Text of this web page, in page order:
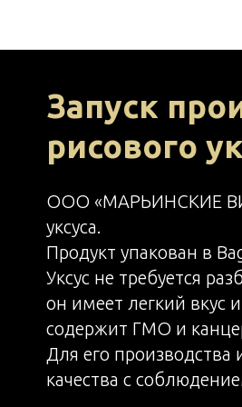
Запуск
рисового
ООО «МАРЬИНСКИЕ
уксуса.
Продукт упакован в
Уксус не требуется
он имеет легкий вкус
содержит ГМО и
Для его производства
качества с